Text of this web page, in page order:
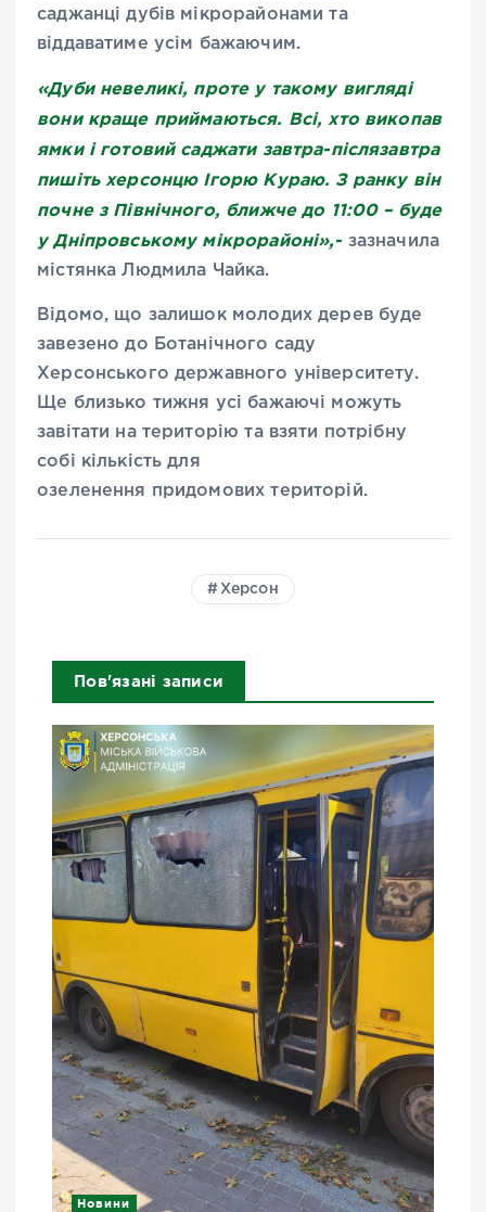
саджанці дубів мікрорайонами та
віддаватиме усім бажаючим.
«Дуби невеликі, проте у такому вигляді
вони краще приймаються. Всі, хто викопав
ямки іготовий саджати завтра-післязавтра
пишіть херсонцю Ігорю Кураю. З ранку він
почне з Північного, ближче до 11:00 – буде
у Дніпровському мікрорайоні»,-зазначила
містянка Людмила Чайка.
Відомо, що залишок молодих дерев буде
завезено до Ботанічного саду
Херсонського державного університету.
Ще близько тижня усі бажаючі можуть
завітати на територію та взяти потрібну
собі кількість для
озеленення придомових територій.
Херсон
Пов'язані записи
Новини